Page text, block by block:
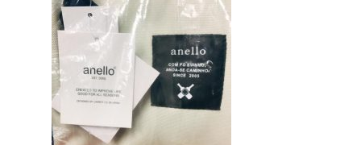
ทัวร์
ที่พัก
สาระน่ารู้